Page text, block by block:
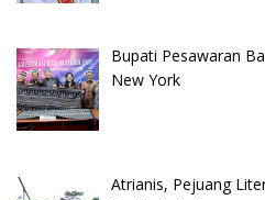
Bupati Pesawaran
New York
Atrianis, Pejuang